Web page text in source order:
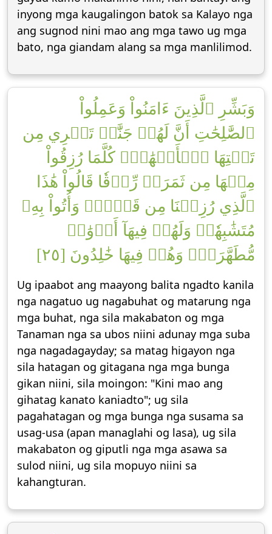
inyong mga kaugalingon batok sa Kalayo nga
ang sugnod nini mao ang mga tawo ug mga
bato, nga giandam alang sa mga manlilimod.
وَبَشِّرِ ٱلَّذِينَ ءَامَنُواْ وَعَمِلُواْ
ٱلصَّٰلِحَٰتِ أَنَّ لَهُمۡ جَنَّٰتٖ تَجۡرِي مِن
تَحۡتِهَا ٱلۡأَنۡهَٰرُۖ كُلَّمَا رُزِقُواْ
مِنۡهَا مِن ثَمَرَةٖ رِّزۡقٗا قَالُواْ هَٰذَا
ٱلَّذِي رُزِقۡنَا مِن قَبۡلُۖ وَأُتُواْ بِهِۦ
مُتَشَٰبِهٗاۖ وَلَهُمۡ فِيهَآ أَزۡوَٰجٞ
مُّطَهَّرَةٞۖ وَهُمۡ فِيهَا خَٰلِدُونَ [٢٥]
Ug ipaabot ang maayong balita ngadto kanila
nga nagatuo ug nagabuhat og matarung nga
mga buhat, nga sila makabaton og mga
Tanaman nga sa ubos niini adunay mga suba
nga nagadagayday; sa matag higayon nga
sila hatagan og gitagana nga mga bunga
gikan niini, sila moingon: "Kini mao ang
gihatag kanato kaniadto"; ug sila
pagahatagan og mga bunga nga susama sa
usag-usa (apan managlahi og lasa), ug sila
makabaton og giputli nga mga asawa sa
sulod niini, ug sila mopuyo niini sa
kahangturan.